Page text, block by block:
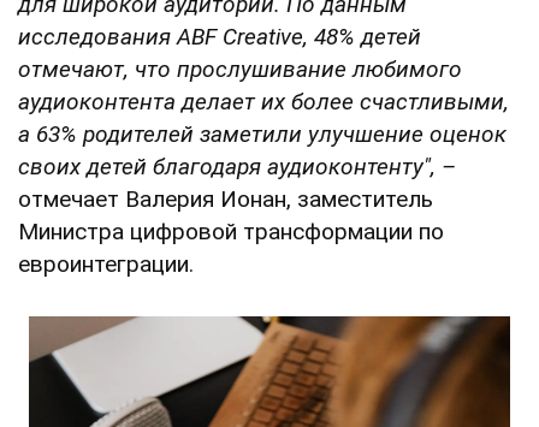
исследования ABF Creative, 48% детей
отмечают, что прослушивание любимого
аудиоконтента делает их более счастливыми,
а 63% родителей заметили улучшение оценок
своих детей благодаря аудиоконтенту", –
отмечает Валерия Ионан, заместитель
Министра цифровой трансформации по
евроинтеграции.